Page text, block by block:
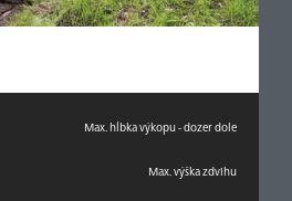
Max. hĺbka výkopu - dozer dole
Max. výška zdvihu